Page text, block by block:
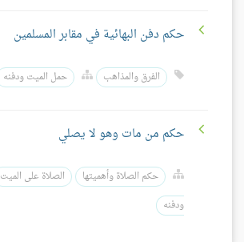
حكم دفن البهائية في مقابر المسلمين
الفرق والمذاهب حمل الميت ودفنه
حكم من مات وهو لا يصلي
حكم الصلاة وأهميتها الصلاة على الميت
ودفنه